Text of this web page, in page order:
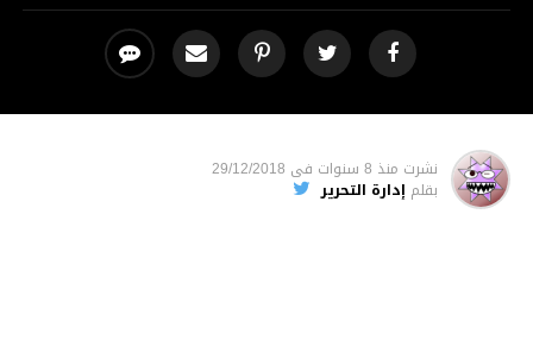
نشرت منذ 8 سنوات فى 29/12/2018
بقلم إدارة التحرير